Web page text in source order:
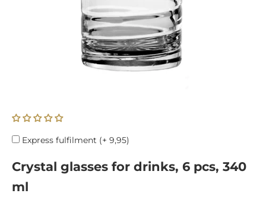
Crystal glasses for drinks, 6 pcs, 340
ml
Express fulfilment (+ 9,95)